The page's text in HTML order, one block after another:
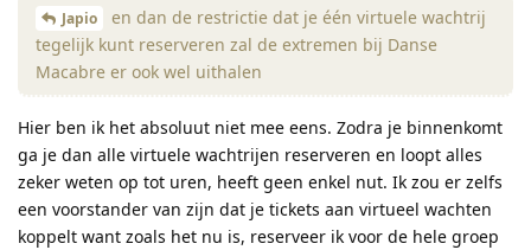
Japio
en dan de restrictie dat je één virtuele wachtrij
tegelijk kunt reserveren zal de extremen bij Danse
Macabre er ook wel uithalen
Hier ben ik het absoluut niet mee eens. Zodra je binnenkomt
ga je dan alle virtuele wachtrijen reserveren en loopt alles
zeker weten op tot uren, heeft geen enkel nut. Ik zou er zelfs
een voorstander van zijn dat je tickets aan virtueel wachten
koppelt want zoals het nu is, reserveer ik voor de hele groep